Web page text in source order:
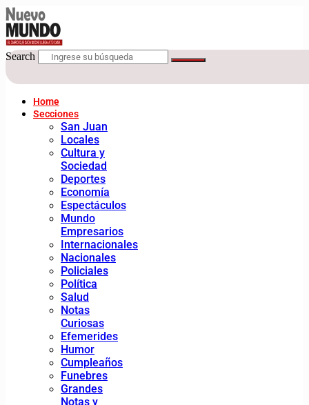
Search
Home
Secciones
San Juan
Locales
Cultura y
Sociedad
Deportes
Economía
Espectáculos
Mundo
Empresarios
Internacionales
Nacionales
Policiales
Política
Salud
Notas
Curiosas
Efemerides
Humor
Cumpleaños
Funebres
Grandes
Notas y